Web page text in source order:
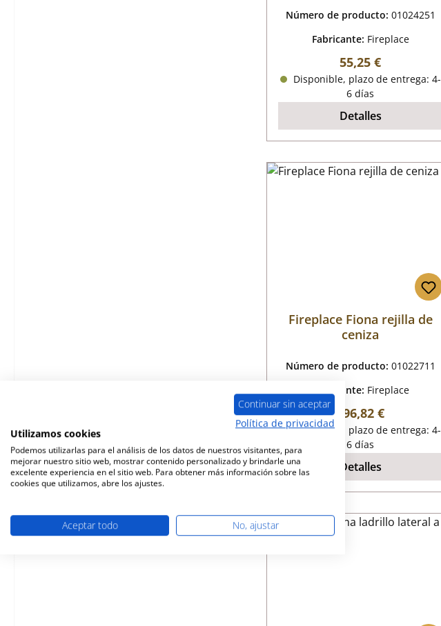
Número de producto: 01024251
Fabricante: Fireplace
Precio normal:
55,25 €
Disponible, plazo de entrega: 4-
6 días
Detalles
Fireplace Fiona rejilla de
ceniza
Número de producto: 01022711
Fabricante: Fireplace
Precio normal:
196,82 €
Disponible, plazo de entrega: 4-
6 días
Detalles
Continuar sin aceptar
Política de privacidad
Utilizamos cookies
Podemos utilizarlas para el análisis de los datos de nuestros visitantes, para
mejorar nuestro sitio web, mostrar contenido personalizado y brindarle una
excelente experiencia en el sitio web. Para obtener más información sobre las
cookies que utilizamos, abre los ajustes.
Aceptar todo No, ajustar